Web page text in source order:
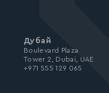
Дубай
Boulevard Plaza
Tower 2, Dubai, UAE
+971 555 129 065